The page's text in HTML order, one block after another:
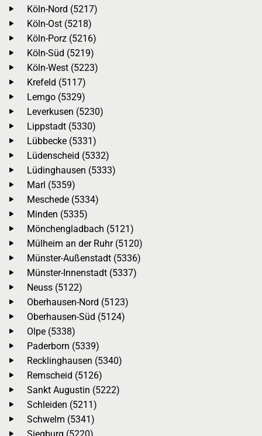
Köln-Nord (5217)
Köln-Ost (5218)
Köln-Porz (5216)
Köln-Süd (5219)
Köln-West (5223)
Krefeld (5117)
Lemgo (5329)
Leverkusen (5230)
Lippstadt (5330)
Lübbecke (5331)
Lüdenscheid (5332)
Lüdinghausen (5333)
Marl (5359)
Meschede (5334)
Minden (5335)
Mönchengladbach (5121)
Mülheim an der Ruhr (5120)
Münster-Außenstadt (5336)
Münster-Innenstadt (5337)
Neuss (5122)
Oberhausen-Nord (5123)
Oberhausen-Süd (5124)
Olpe (5338)
Paderborn (5339)
Recklinghausen (5340)
Remscheid (5126)
Sankt Augustin (5222)
Schleiden (5211)
Schwelm (5341)
Siegburg (5220)